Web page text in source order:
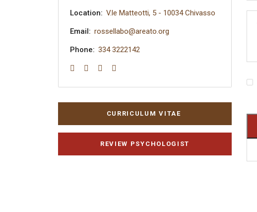
Location: V.le Matteotti, 5 - 10034 Chivasso
Email: rossellabo@areato.org
Phone: 334 3222142
CURRICULUM VITAE
REVIEW PSYCHOLOGIST